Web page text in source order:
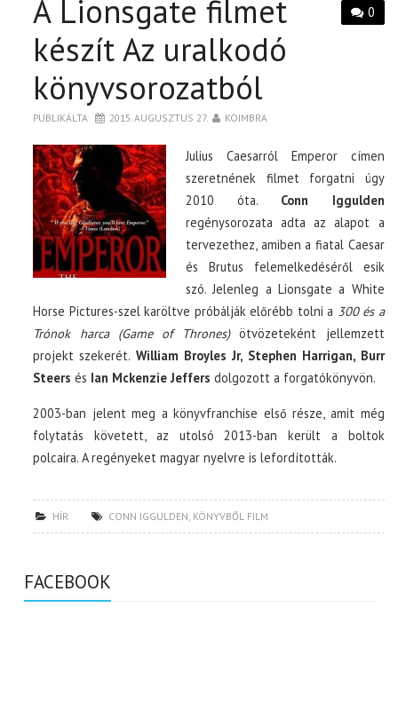
0
A Lionsgate filmet
készít Az uralkodó
könyvsorozatból
PUBLIKÁLTA 2015. AUGUSZTUS 27. KOIMBRA
Julius Caesarról Emperor címen
szeretnének filmet forgatni úgy
2010 óta. Conn Iggulden
regénysorozata adta az alapot a
tervezethez, amiben a fiatal Caesar
és Brutus felemelkedéséről esik
szó. Jelenleg a Lionsgate a White
Horse Pictures-szel karöltve próbálják előrébb tolni a 300 és a
Trónok harca (Game of Thrones)ötvözeteként jellemzett
projekt szekerét. William Broyles Jr, Stephen Harrigan, Burr
Steers és Ian Mckenzie Jeffers dolgozott a forgatókönyvön.
2003-ban jelent meg a könyvfranchise első része, amit még
folytatás követett, az utolsó 2013-ban került a boltok
polcaira. A regényeket magyar nyelvre is lefordították.
HÍR CONN IGGULDEN KÖNYVBŐL FILM
FACEBOOK